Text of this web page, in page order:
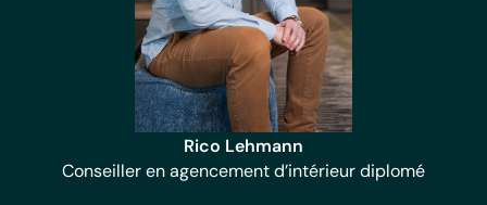
Rico Lehmann
Conseiller en agencement d’intérieur diplomé